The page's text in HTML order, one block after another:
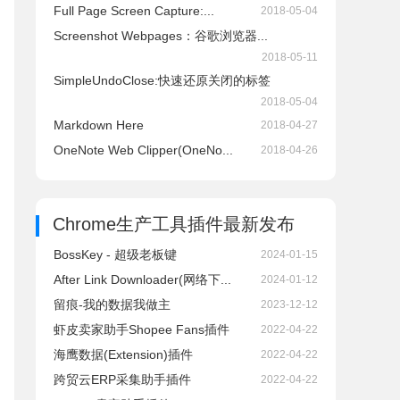
Full Page Screen Capture:... 2018-05-04
Screenshot Webpages：谷歌浏览器...
2018-05-11
SimpleUndoClose:快速还原关闭的标签
2018-05-04
Markdown Here 2018-04-27
OneNote Web Clipper(OneNo... 2018-04-26
Chrome生产工具插件最新发布
BossKey - 超级老板键 2024-01-15
After Link Downloader(网络下... 2024-01-12
留痕-我的数据我做主 2023-12-12
虾皮卖家助手Shopee Fans插件 2022-04-22
海鹰数据(Extension)插件 2022-04-22
跨贸云ERP采集助手插件 2022-04-22